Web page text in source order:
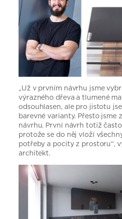
„Už v prvním návrhu jsme
výrazného dřeva a tlumené
odsouhlasen, ale pro jistotu
barevné varianty. Přesto jsme
návrhu. První návrh totiž
protože se do něj vloží
potřeby a pocity z prostoru“,
architekt.